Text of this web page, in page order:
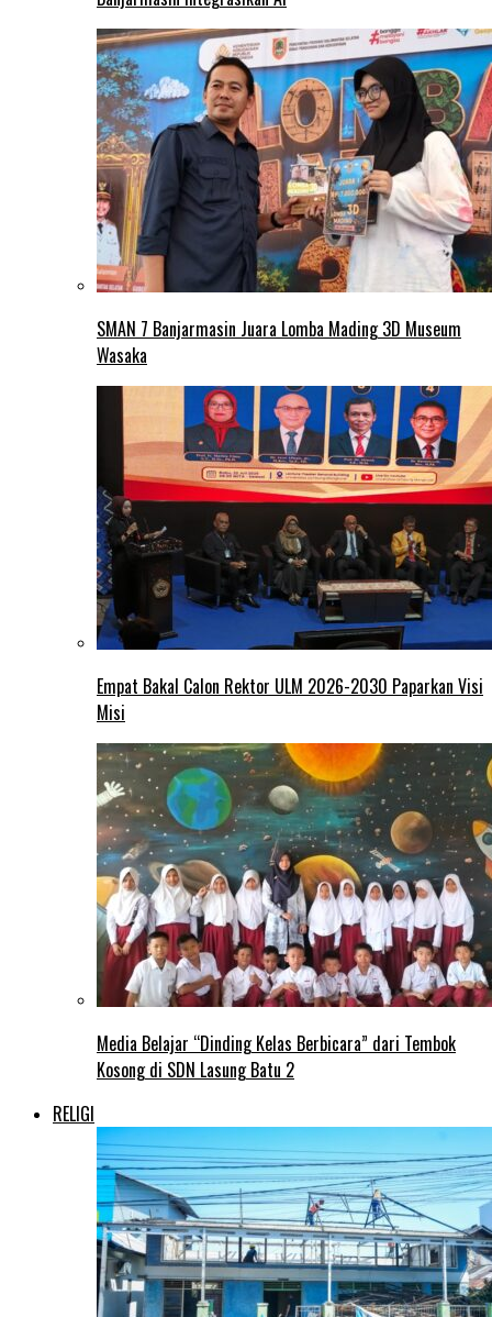
SMAN 7 Banjarmasin Juara Lomba Mading 3D Museum
Wasaka
Empat Bakal Calon Rektor ULM 2026-2030 Paparkan Visi
Misi
Media Belajar “Dinding Kelas Berbicara” dari Tembok
Kosong di SDN Lasung Batu 2
RELIGI